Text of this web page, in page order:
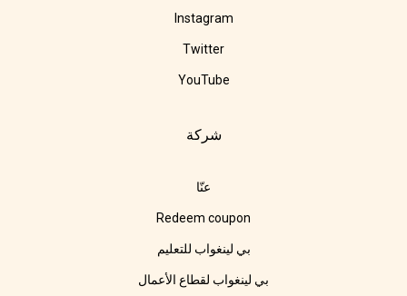
Instagram
Twitter
YouTube
شركة
عنّا
Redeem coupon
بي لينغواب للتعليم
بي لينغواب لقطاع الأعمال